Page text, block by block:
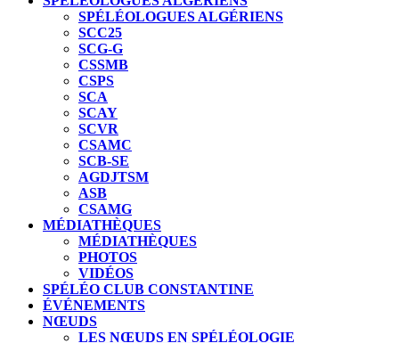
SPÉLÉOLOGUES ALGÉRIENS
SCC25
SCG-G
CSSMB
CSPS
SCA
SCAY
SCVR
CSAMC
SCB-SE
AGDJTSM
ASB
CSAMG
MÉDIATHÈQUES
MÉDIATHÈQUES
PHOTOS
VIDÉOS
SPÉLÉO CLUB CONSTANTINE
ÉVÉNEMENTS
NŒUDS
LES NŒUDS EN SPÉLÉOLOGIE